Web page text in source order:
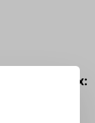
into the box: